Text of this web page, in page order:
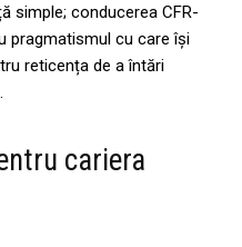
simple; conducerea CFR-
pragmatismul cu care își
reticența de a întări
cariera